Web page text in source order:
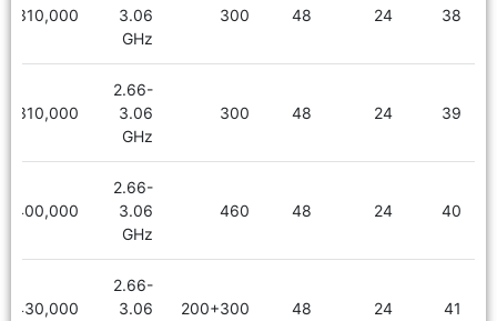
38
24
48
300
3.06
GHz
2,310,000
39
24
48
300
2.66-
3.06
GHz
2,310,000
40
24
48
460
2.66-
3.06
GHz
2,400,000
41
24
48
200+300
2.66-
3.06
2,430,000